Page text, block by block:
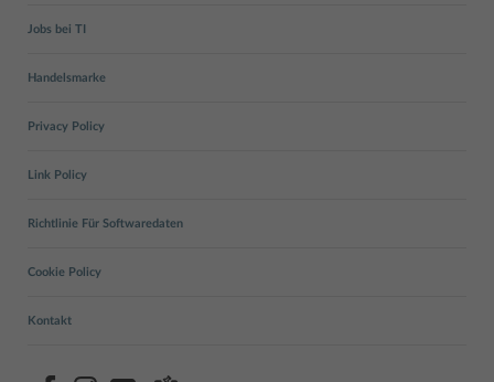
Jobs bei TI
Handelsmarke
Privacy Policy
Link Policy
Richtlinie Für Softwaredaten
Cookie Policy
Kontakt